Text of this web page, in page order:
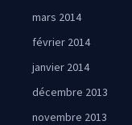
mars 2014
février 2014
janvier 2014
décembre 2013
novembre 2013